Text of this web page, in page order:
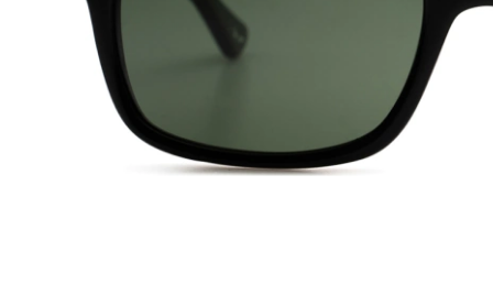
39 mm
Výška očnice
58 mm
Šírka očnice